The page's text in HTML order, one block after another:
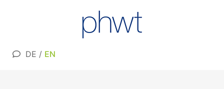
DE / EN